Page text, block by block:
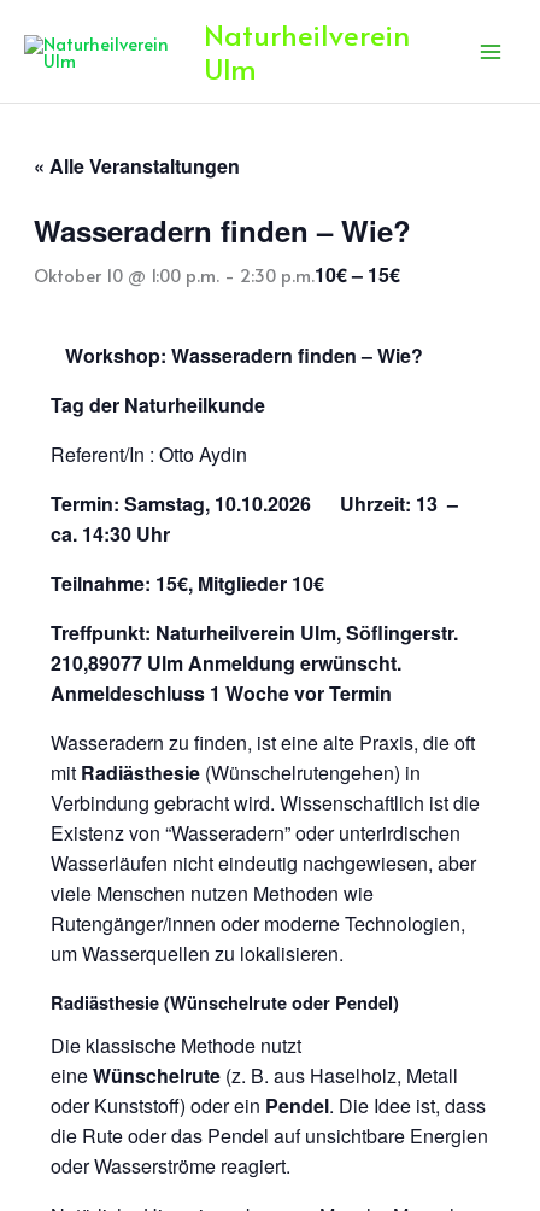
Inhalt
springen
Naturheilverein
Ulm
« Alle Veranstaltungen
Wasseradern finden – Wie?
Oktober 10 @ 1:00 p.m.- 2:30 p.m.10€ – 15€
Workshop: Wasseradern finden – Wie?
Tag der Naturheilkunde
Referent/In : Otto Aydin
Termin: Samstag, 10.10.2026
Uhrzeit: 13 –
ca. 14:30 Uhr
Teilnahme: 15€, Mitglieder 10€
Treffpunkt: Naturheilverein Ulm, Söflingerstr.
210,89077 UlmAnmeldung erwünscht.
Anmeldeschluss 1 Woche vor Termin
Wasseradern zu finden, ist eine alte Praxis, die oft
mit Radiästhesie (Wünschelrutengehen) in
Verbindung gebracht wird. Wissenschaftlich ist die
Existenz von “Wasseradern” oder unterirdischen
Wasserläufen nicht eindeutig nachgewiesen, aber
viele Menschen nutzen Methoden wie
Rutengänger/innen oder moderne Technologien,
um Wasserquellen zu lokalisieren.
Radiästhesie (Wünschelrute oder Pendel)
Die klassische Methode nutzt
eineWünschelrute (z. B. aus Haselholz, Metall
oder Kunststoff) oder ein Pendel. Die Idee ist, dass
die Rute oder das Pendel auf unsichtbare Energien
oder Wasserströme reagiert.